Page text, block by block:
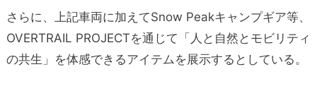
さらに、上記車両に加えてSnow Peakキャンプギア等、
OVERTRAIL PROJECTを通じて「人と自然とモビリティ
の共生」を体感できるアイテムを展示するとしている。